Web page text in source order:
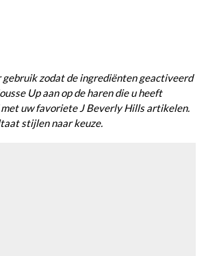
gebruik zodat de ingrediënten geactiveerd
Up aan op de haren die u heeft
met uw favoriete J Beverly Hills artikelen.
stijlen naar keuze.